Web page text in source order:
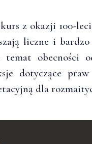
z okazji 100-
liczne i
obecności
dotyczące
dla